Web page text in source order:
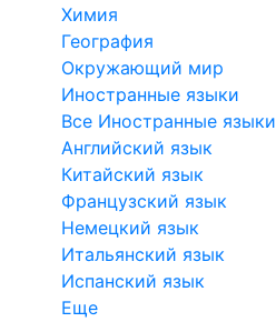
Химия
География
Окружающий мир
Иностранные языки
Все Иностранные языки
Английский язык
Китайский язык
Французский язык
Немецкий язык
Итальянский язык
Испанский язык
Еще